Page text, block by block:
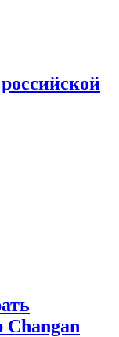
Changan